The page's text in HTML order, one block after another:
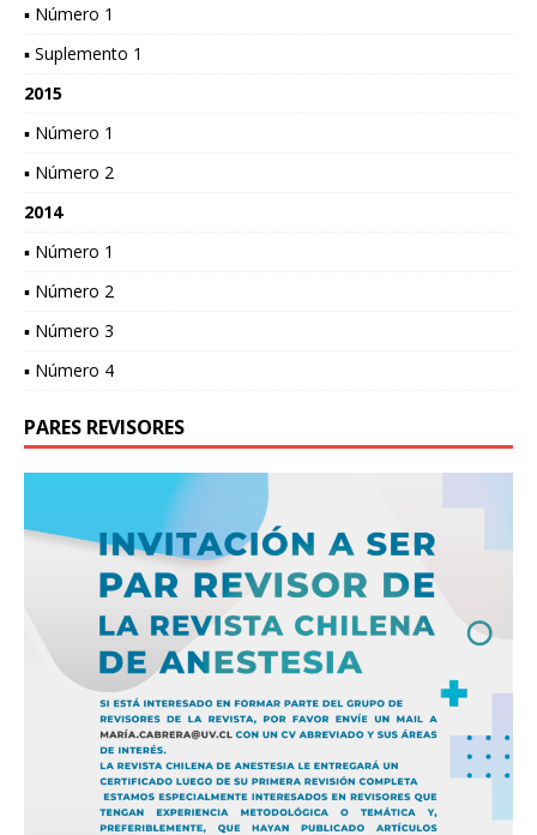
▪ Número 1
▪ Suplemento 1
2015
▪ Número 1
▪ Número 2
2014
▪ Número 1
▪ Número 2
▪ Número 3
▪ Número 4
PARES REVISORES